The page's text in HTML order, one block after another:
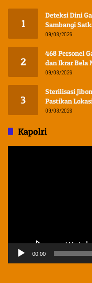
1
Deteksi Dini
Sambangi
09/08/2026
2
468 Personel
dan Ikrar Bela
09/08/2026
3
Sterilisasi
Pastikan
09/08/2026
Kapolri
00:00